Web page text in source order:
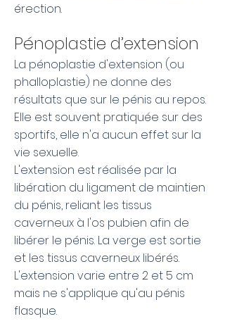
érection.
Pénoplastie d’extension
La pénoplastie d'extension (ou
phalloplastie) ne donne des
résultats que sur le pénis au repos.
Elle est souvent pratiquée sur des
sportifs, elle n'a aucun effet sur la
vie sexuelle.
L'extension est réalisée par la
libération du ligament de maintien
du pénis, reliant les tissus
caverneux à l'os pubien afin de
libérer le pénis. La verge est sortie
et les tissus caverneux libérés.
L'extension varie entre 2 et 5 cm
mais ne s'applique qu'au pénis
flasque.